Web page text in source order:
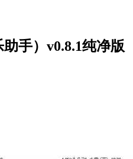
手）v0.8.1纯净版